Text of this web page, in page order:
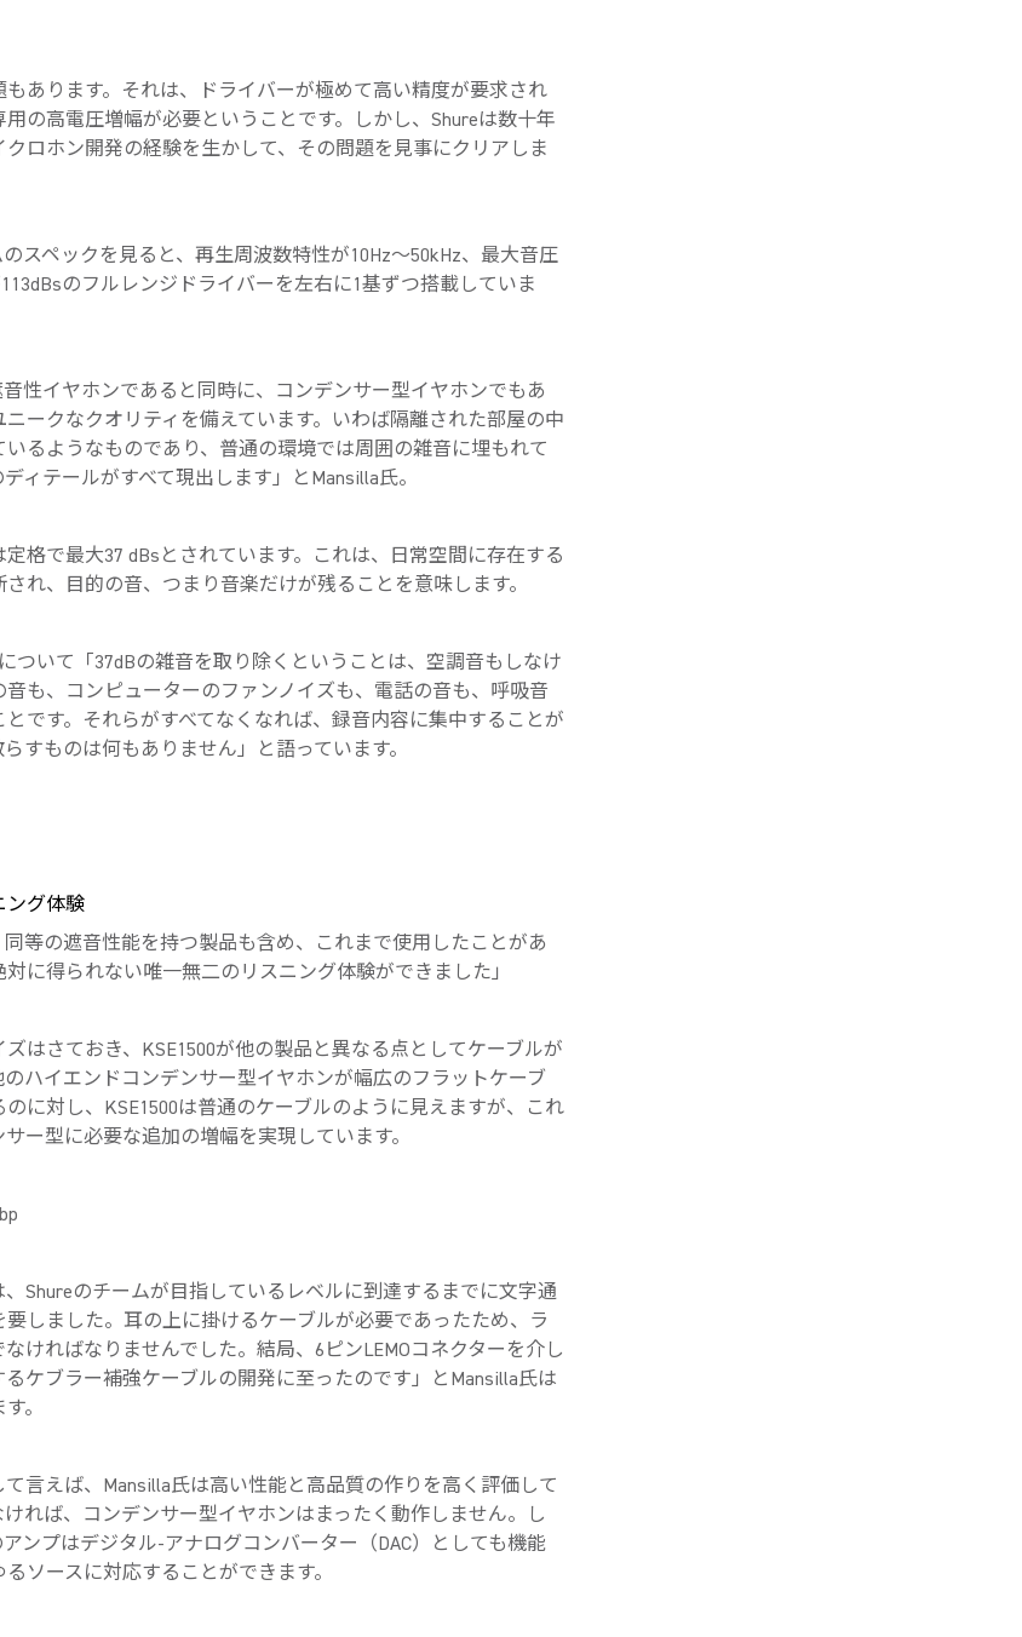
もあります。それは、ドライバーが極めて高い精度が要求され
の高電圧増幅が必要ということです。しかし、Shureは数十年
クロホン開発の経験を生かして、その問題を見事にクリアしま
のスペックを見ると、再生周波数特性が10Hz～50kHz、最大音圧
のフルレンジドライバーを左右に1基ずつ搭載していま
音性イヤホンであると同時に、コンデンサー型イヤホンでもあ
ニークなクオリティを備えています。いわば隔離された部屋の中
るようなものであり、普通の環境では周囲の雑音に埋もれて
ィテールがすべて現出します」とMansilla氏。
格で最大37 dBsとされています。これは、日常空間に存在する
れ、目的の音、つまり音楽だけが残ることを意味します。
ついて「37dBの雑音を取り除くということは、空調音もしなけ
音も、コンピューターのファンノイズも、電話の音も、呼吸音
です。それらがすべてなくなれば、録音内容に集中することが
すものは何もありません」と語っています。
ング体験
同等の遮音性能を持つ製品も含め、これまで使用したことがあ
に得られない唯一無二のリスニング体験ができました」
はさておき、KSE1500が他の製品と異なる点としてケーブルが
ハイエンドコンデンサー型イヤホンが幅広のフラットケーブ
に対し、KSE1500は普通のケーブルのように見えますが、これ
ー型に必要な追加の増幅を実現しています。
、Shureのチームが目指しているレベルに到達するまでに文字通
要しました。耳の上に掛けるケーブルが必要であったため、ラ
ければなりませんでした。結局、6ピンLEMOコネクターを介し
ケブラー補強ケーブルの開発に至ったのです」とMansilla氏は
。
て言えば、Mansilla氏は高い性能と高品質の作りを高く評価して
ければ、コンデンサー型イヤホンはまったく動作しません。し
アンプはデジタル‐アナログコンバーター（DAC）としても機能
ソースに対応することができます。